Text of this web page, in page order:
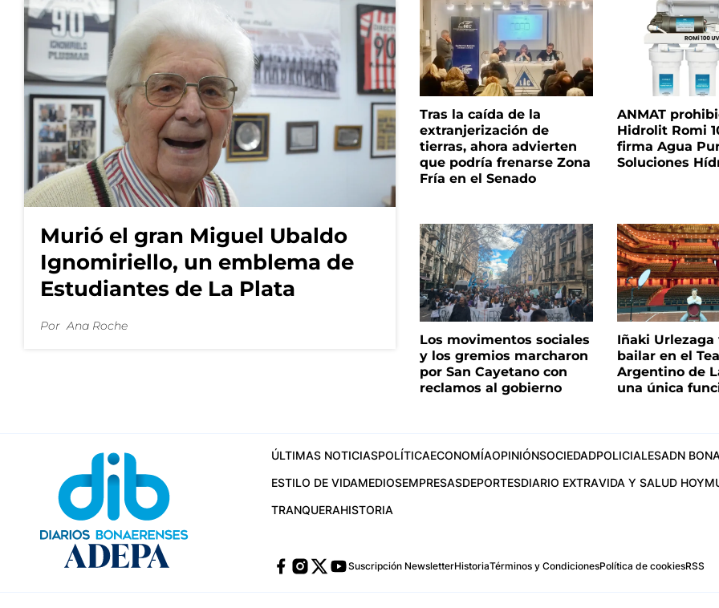
Murió el gran Miguel Ubaldo
Ignomiriello, un emblema de
Estudiantes de La Plata
Por Ana Roche
Tras la caída de la
extranjerización de
tierras, ahora advierten
que podría frenarse Zona
Fría en el Senado
ANMAT
Hidrolit Romi
firma Agua
Soluciones
Los movimentos sociales
y los gremios marcharon
por San Cayetano con
reclamos al gobierno
Iñaki Urlezaga
bailar en el
Argentino de
una única
ÚLTIMAS NOTICIASPOLÍTICAECONOMÍAOPINIÓNSOCIEDADPOLICIALESADN
ESTILO DE VIDAMEDIOSEMPRESASDEPORTESDIARIO EXTRAVIDA Y SALUD HOY
TRANQUERAHISTORIA
Suscripción NewsletterHistoriaTérminos y CondicionesPolítica de cookiesRSS